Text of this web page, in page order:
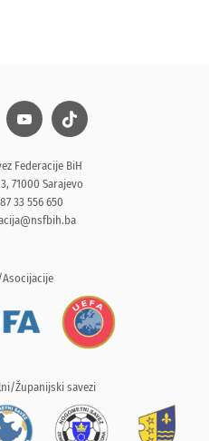
Federacije BiH
71000 Sarajevo
33 556 650
Županijski savezi